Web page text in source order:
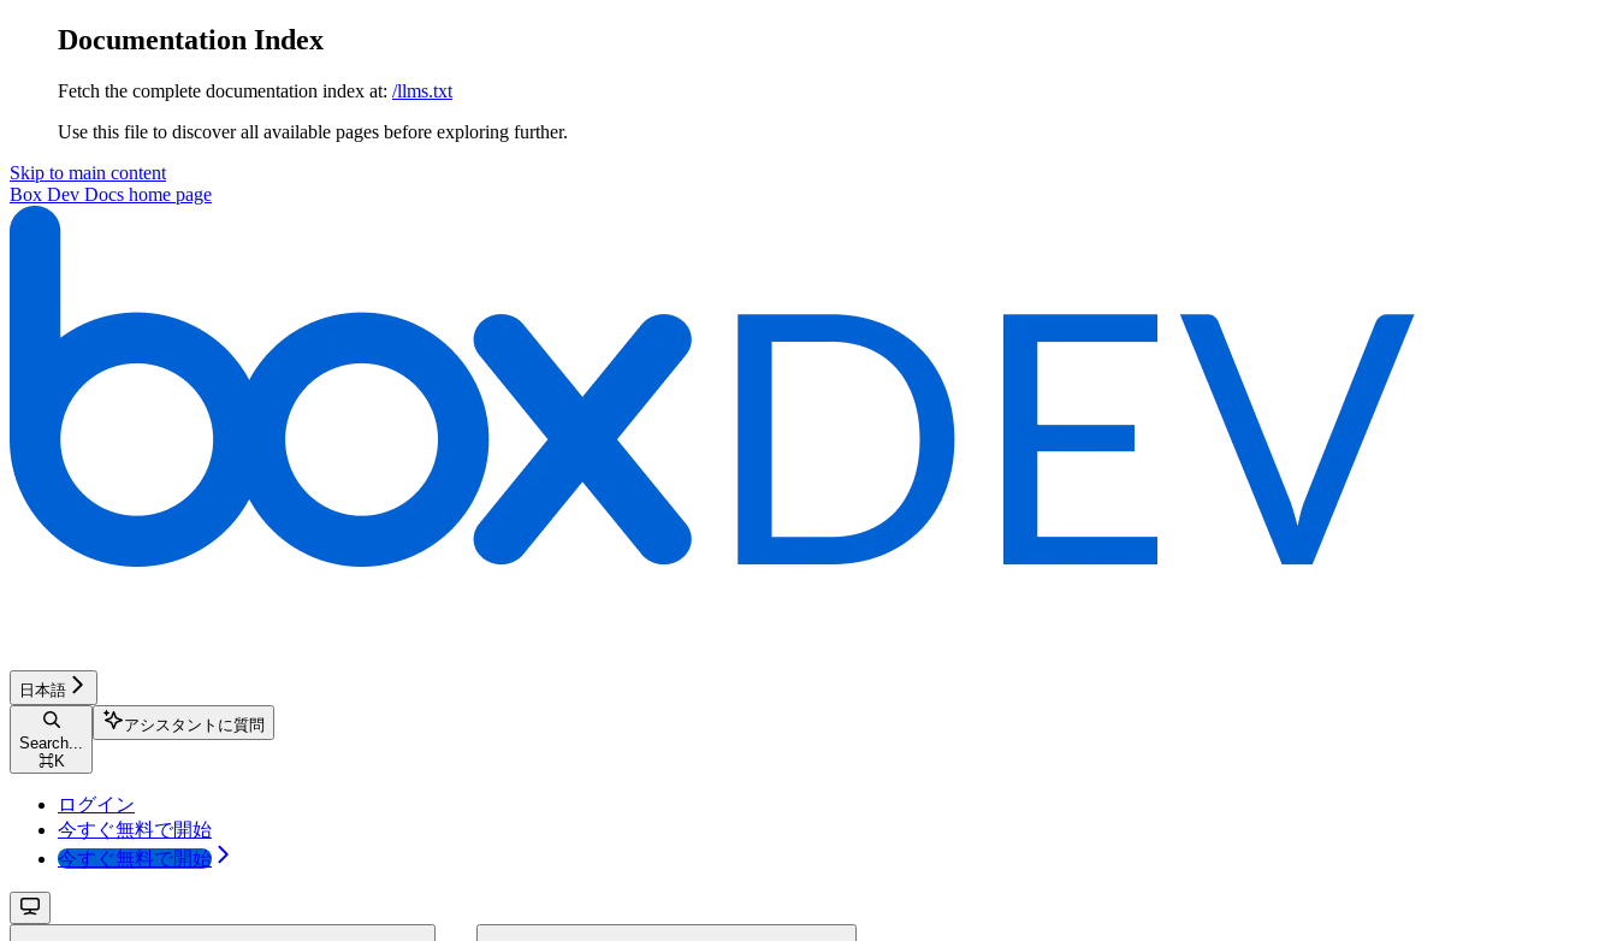
Documentation Index
Fetch the complete documentation index at: /llms.txt
Use this file to discover all available pages before exploring further.
Skip to main content
Box Dev Docs home page
日本語
Search...
⌘K
アシスタントに質問
ログイン
今すぐ無料で開始
今すぐ無料で開始